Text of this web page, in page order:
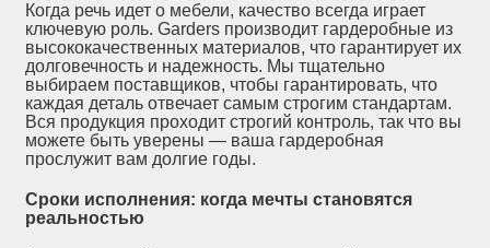
Когда речь идет о мебели, качество всегда играет
ключевую роль. Garders производит гардеробные из
высококачественных материалов, что гарантирует их
долговечность и надежность. Мы тщательно
выбираем поставщиков, чтобы гарантировать, что
каждая деталь отвечает самым строгим стандартам.
Вся продукция проходит строгий контроль, так что вы
можете быть уверены — ваша гардеробная
прослужит вам долгие годы.
Сроки исполнения: когда мечты становятся
реальностью